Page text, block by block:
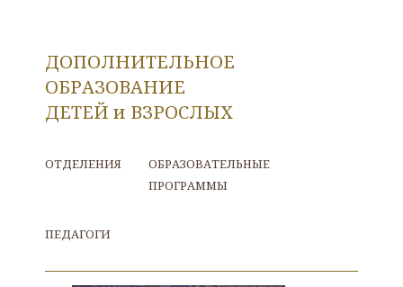
ДОПОЛНИТЕЛЬНОЕ
ОБРАЗОВАНИЕ
ДЕТЕЙ и ВЗРОСЛЫХ
ОТДЕЛЕНИЯ
ОБРАЗОВАТЕЛЬНЫЕ
ПРОГРАММЫ
ПЕДАГОГИ